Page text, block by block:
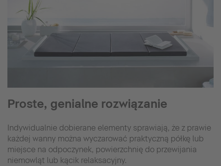
Proste, genialne rozwiązanie
Indywidualnie dobierane elementy sprawiają, że z prawie
każdej wanny można wyczarować praktyczną półkę lub
miejsce na odpoczynek, powierzchnię do przewijania
niemowląt lub kącik relaksacyjny.